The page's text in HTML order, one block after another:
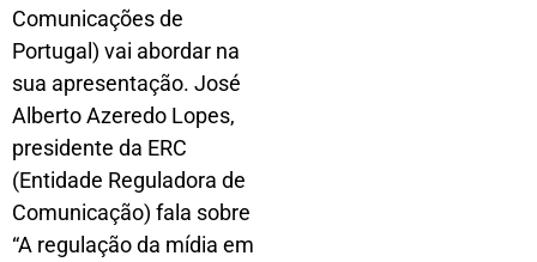
Comunicações de
Portugal) vai abordar na
sua apresentação. José
Alberto Azeredo Lopes,
presidente da ERC
(Entidade Reguladora de
Comunicação) fala sobre
“A regulação da mídia em